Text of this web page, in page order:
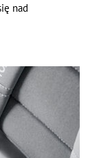
nad